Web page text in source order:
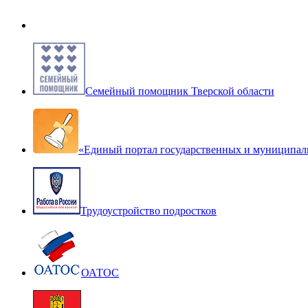
Семейный помощник Тверской области
«Единый портал государственных и
Трудоустройство подростков
ОАТОС